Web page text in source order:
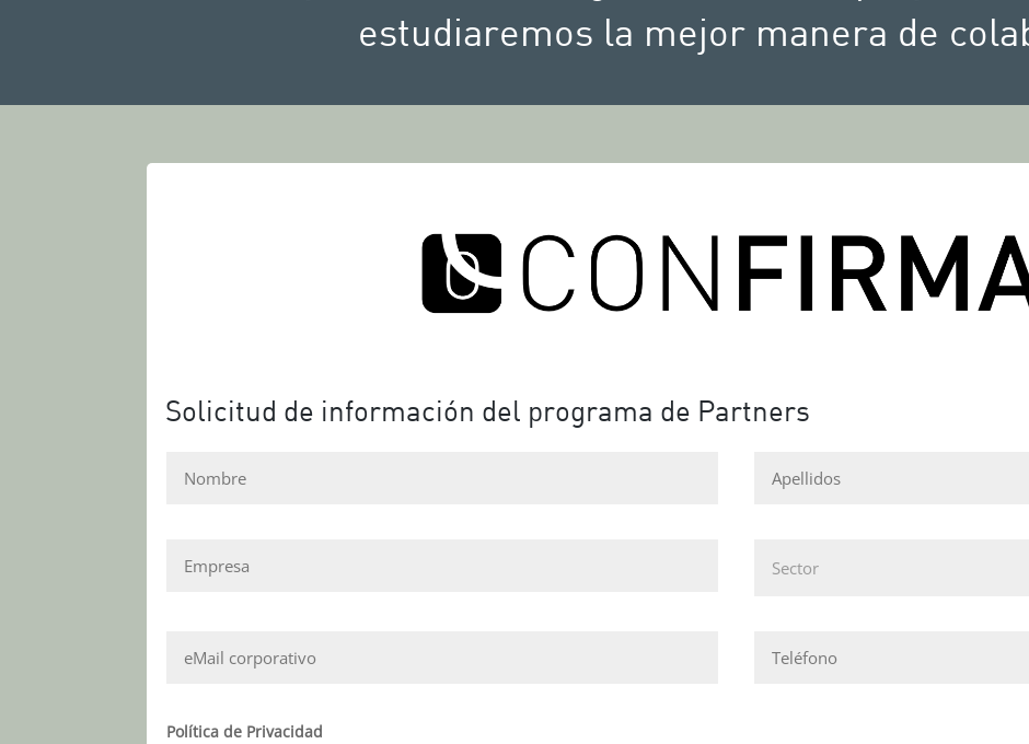
estudiaremos la mejor manera de
Solicitud de información del programa de Partners
Política de Privacidad